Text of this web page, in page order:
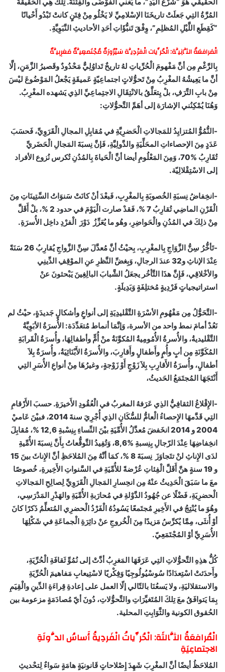
الْحقيقي هُوَ “شَرْعُ الْيَدِ”، ما يَعْني الْفَوْضَى والْفِتْنَةَ. تِلْكَ هِي الْحَقيقةُ
المُرَّةُ التِي جَعلَتْ تاريخَنَا الإسْلامِيِّ لا يَخْلُو مِنْ فِتَنٍ كانتْ تَبْدُو أَحْيانًا
“كَقِطَعِ اللَّيْلِ المُظلِمِ”، وِفْقَ تَنبُّؤَاتِ أحَدِ الأحاديثِ النَّبَوِيَّةِ.
الْمَرافعَةُ الثَّانِيَّة: الْحُرِّيات الْفرْدِيَّة سَيْرُورَةٌ مُجْتَمعِيَّةٌ مَغرِبِيَّةٌ
بِالرَّغْمِ مِن أنَّ مَفْهومَ الْحُرِّياتِ لهُ تاريخٌ تَداوُلِيٌّ مَحْدُودٌ وقَصيرُ الزَّمَنِ، إلَّا
أنَّ ما يَعِيشُهُ المغْرِبُ مِنْ تَحوُّلاتٍ اجتماعِيّةٍ عَميقَةٍ يَجْعلُ المَوْضُوعَ ليْسَ
مِنْ بابِ التَّرَفِ، بلْ يِتعَلَّقُ بالانْتِقَالِ الاجتِماعِيِّ الذِي يَشهده المغْرِبُ.
وَهُنَا يُمْكِنُني الإشارَة إلى أهَمِّ التَّحوُّلاتِ:
-النُّمُوُّ المُتزايِدُ للمَجالاتِ الْحَضرِيَّةِ في مُقابِلِ المجالِ الْقَرَوِيِّ، فَحسَبَ
عَدَدٍ مِنَ الإحصاءاتِ المحَلِّيَةِ والدَّولِيَّةِ، فَإنَّ نِسبَةَ المَجالِ الْحَضَريِّ
تُقَارِبُ %70، وَمِنَ المَعْلُومِ أيضا أنَّ الْحَياةَ بِالمُدُنِ تُكرس نُزوع الأفراد
إلى الاسْتِقْلالِيّة.
-انخِفاضُ نِسبَةِ الخُصوبَةِ بِالمغْرِبِ، فَبعْدَ أنْ كانَتْ سَنوَاتُ السِّتِينَاتِ مِنَ
الْقَرْنِ الماضِي تُقارِبُ 7 %، فَقدْ صارت الْيَوْمَ في حدود 2 %، بلْ أَقَلَّ
مِنْ ذلِكَ في المُدُنِ والْحَواضِرِ، وهُو ما يُعَزِّزُ دَوْرَ الْفرْدِ داخِل الأُسرَةِ.
-تَأخُّرُ سِنُّ الزَّوَاجِ بِالمغْرِبِ، بِحيْثُ أنَّ مُعدَّلَ سِنِّ الزَّواجِ يُقارِبُ 26 سَنَةً
عِنْدَ الإناثِ و32 عندَ الرجالِ، وَبِغضِّ النَّظرِ عنِ الموْقِفِ الدِّينِي
والأخْلاقِي، فَإِنَّ هذَا التَّأخُر يجعَلُ الشَّبابَ البالِغِينَ يَبْحثونَ عنْ
استراتيجياتٍ فَرْدِيةٍ مُختلِفَةٍ وَبَدِيلَةٍ.
-التَّحَوُّلُ مِن مَفْهُومِ الأسْرَةِ التَّقْليدِيَةِ إلى أنواعٍ وأشكالٍ جَديدَةٍ، حيْثُ لم
نَعُدْ أمامَ نمط واحد من الأسرة، وَإنَّمَا أنماط مُتعَدِّدَة: الأُسرَةُ الأبَوِيَّةُ
التَّقْليديةُ، والأُسرةُ الأُمُومِيةُ المُكوَّنَةُ منْ أُمٍّ وأطفالِهَا، وأُسرَةُ الْقَرابَةِ
المُكَوَّنَةِ مِن أبٍ وأُمٍ وأَطفالٍ وأَقارِبَ، والأُسرَةُ الأَبْنَائِيَةُ، وأُسرَةٌ بِلاَ
أطفالٍ، وأُسرَةُ الأَقارِبِ بِلاَ زَوْجٍ أَوْ زَوْجةٍ، وغيرُهَا مِنْ أنواعِ الأُسَرِ التِي
أَنْتَجَهَا المُجتَمَعُ الحَديثُ،
-الإِقْلاعُ الثقافِيُّ الذِي عَرَفهُ المغربُ في الْعُقُودِ الأَخيرَةِ. حسبَ الأَرْقامِ
التِي قَدَّمهَا الإِحصاءُ الْعامُّ للسُّكَانِ الذِي أُجْرِيَ سنةَ 2014، فبيْنَ عَاميْ
2004 و 2014 انخَفضَ مُعدَّلُ الأُمِّيَةِ بيْنَ النِّساءِ بِنِسْبةِ 12,6 %، مُقابِلَ
انخِفاضِهَا عِنْدَ الرّجالِ بِنِسبةِ %8,6، وَتُفِيدُ التَّوقُّعاتُ بِأَنَّ نِسبَةَ الأُمِّيةِ
لدَى الإِناثِ لنْ تتَجاوَزَ نِسبَةَ 8 %، كمَا أنَّهُ مِنَ المُلاحَظِ أنَّ الإِناثَ بينَ 15
و 19 سنةٍ هنَّ أَقَلَّ الْفِئاتِ عُرْضةً للأُمِّيَةِ في السَّنواتِ الأَخِيرةِ، خُصوصًا
معَ ما سَبَقَ الْحَدِيثُ عنْهُ مِن انحِسارِ المَجالِ الْقَرَوِيِّ لِصالِحِ المَجالاتِ
الْحضرِيَةِ، فَضْلًا عن جُهُودُ الدَّوْلةِ في مُحارَبةِ الأُمِّيَةِ والهَدْرِ المَدْرَسِي،
وهُوَ ما يُنْتِجُ في الأَخِيرِ مُجتَمعًا يَسُودُهُ الْفَرْدُ الْحضرِي المُتعلِّمُ ذَكرًا كانَ
أوْ أُنثَى، مِمَّا يُكرِّسُ مَزيدًا مِنَ الْخُروجِ عنْ دائِرَةِ الْجماعَةِ في شَكْلِهَا
الأُسَرِيِّ أوْ المُجْتَمَعِيّ.
كُلُّ هذِهِ التَّحوُّلاتِ التِي عَرَفَهَا المَغرِبُ أدَّتْ إلى نُمُوِّ ثَقافَةِ الْحُرِّيَةِ،
وأَحدَثتْ اسْتِعدَادًا سُوسْيُولُوجِيًا وَفِكْريًا لاسْتِيعابِ مَفاهيمَ الْحُرِّيَةِ
والاستقلاليَةِ، ولا يَسعُنَا بالتّالي إلّا العمل على إعادةِ قِراءَةِ الدِّينِ والْقِيَمِ
بِمَا يَتوافَقُ معَ تِلكَ المُتَغيِّرَاتِ والتَّحوُّلاتِ، دُونَ أيّ مُصادَمَةٍ مزعومة بين
الحُقوق الكونية والثَّوَابِتِ المحلية.
الْمُرافعَةُ الثَّالثَة: الْحُرِّياتُ الْفَردِيةُ أَساسُ الدَّولَةِ
الاجتماعِيَةِ
المُلاحَظُ أيضًا أنَّ المغْرِبَ شَهِدَ إِصْلاحاتٍ قَانونيَةٍ هامَةٍ سَواءٌ لِتحْديثِ